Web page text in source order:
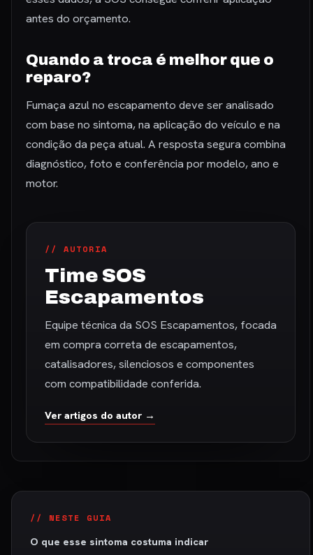
antes do orçamento.
Quando a troca é melhor que o
reparo?
Fumaça azul no escapamento deve ser analisado
com base no sintoma, na aplicação do veículo e na
condição da peça atual. A resposta segura combina
diagnóstico, foto e conferência por modelo, ano e
motor.
// AUTORIA
Time SOS
Escapamentos
Equipe técnica da SOS Escapamentos, focada
em compra correta de escapamentos,
catalisadores, silenciosos e componentes
com compatibilidade conferida.
Ver artigos do autor →
// NESTE GUIA
O que esse sintoma costuma indicar